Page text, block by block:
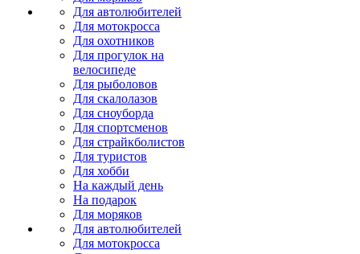
Для автолюбителей
Для мотокросса
Для охотников
Для прогулок на
велосипеде
Для рыболовов
Для скалолазов
Для сноуборда
Для спортсменов
Для страйкболистов
Для туристов
Для хобби
На каждый день
На подарок
Для моряков
Для автолюбителей
Для мотокросса